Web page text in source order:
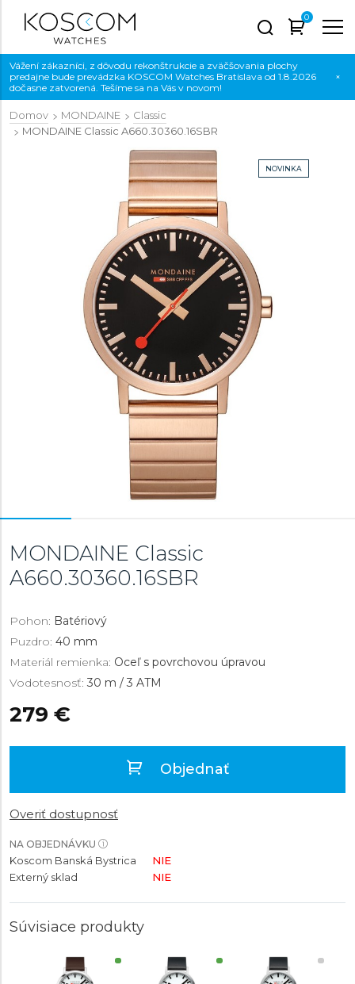
0
Vážení zákazníci, z dôvodu rekonštrukcie a zväčšovania plochy
predajne bude prevádzka KOSCOM Watches Bratislava od 1.8.2026
dočasne zatvorená. Tešíme sa na Vás v novom!
×
Domov MONDAINE
Classic
MONDAINE Classic A660.30360.16SBR
NOVINKA
MONDAINE Classic
A660.30360.16SBR
Pohon: Batériový
Puzdro: 40 mm
Materiál remienka: Oceľ s povrchovou úpravou
Vodotesnosť: 30 m / 3 ATM
279 €
Objednať
Overiť dostupnosť
NA OBJEDNÁVKU
Koscom Banská Bystrica
NIE
Externý sklad
NIE
Súvisiace produkty